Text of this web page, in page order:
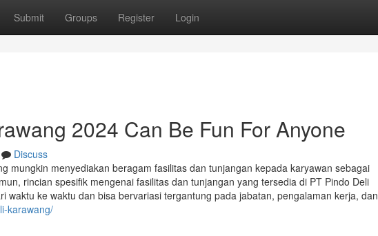
Submit Groups Register Login
2024 Can Be Fun For Anyone
Discuss
mungkin menyediakan beragam fasilitas dan tunjangan kepada karyawan sebagai
rincian spesifik mengenai fasilitas dan tunjangan yang tersedia di PT Pindo Deli
waktu ke waktu dan bisa bervariasi tergantung pada jabatan, pengalaman kerja, dan
karawang/